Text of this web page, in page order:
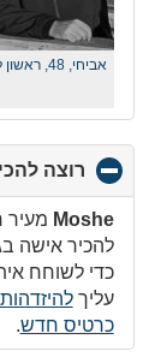
אביחי, 48, ראשון
רוצה
Moshe מעיר
להכיר אישה בגילאים 35 - 50
כדי לשוחח
עליךלהיזדהות
כרטיס חדש.